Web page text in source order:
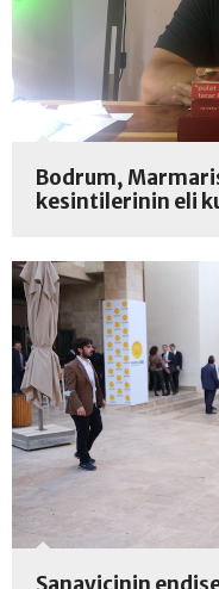
Bodrum,
kesintilerinin eli